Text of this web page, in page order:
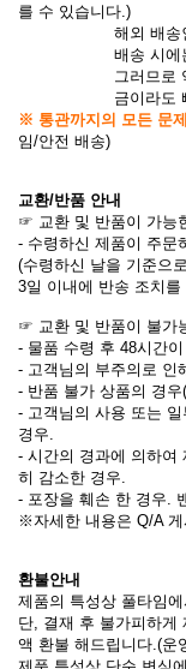
를 수 있습니다.)
해외 배송
배송 시에
그러므로
금이라도
※ 통관까지의 모든 문
임/안전 배송)
교환/반품 안내
☞ 교환 및 반품이 가능
- 수령하신 제품이 주문
(수령하신 날을 기준으
3일 이내에 반송 조치
☞ 교환 및 반품이 불가
- 물품 수령 후 48시간이
- 고객님의 부주의로 인
- 반품 불가 상품의 경
- 고객님의 사용 또는
경우.
- 시간의 경과에 의하여
히 감소한 경우.
- 포장을 훼손 한 경우 .
※자세한 내용은 Q/A 게
환불안내
제품의 특성상 풀타임
단, 결재 후 불가피하게
액 환불 해드립니다.(운